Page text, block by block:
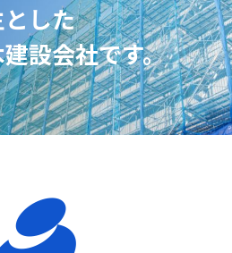
した
設会社です。